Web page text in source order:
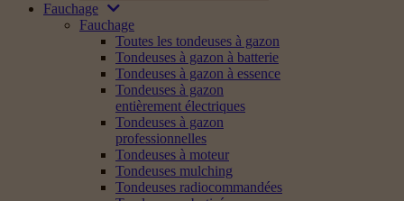
Fauchage
Fauchage
Toutes les tondeuses à gazon
Tondeuses à gazon à batterie
Tondeuses à gazon à essence
Tondeuses à gazon
entièrement électriques
Tondeuses à gazon
professionnelles
Tondeuses à moteur
Tondeuses mulching
Tondeuses radiocommandées